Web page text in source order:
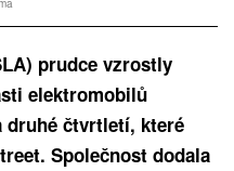
prudce vzrostly
elektromobilů
druhé čtvrtletí, které
Společnost dodala